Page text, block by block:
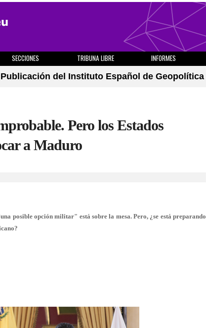
SECCIONES TRIBUNA LIBRE INFORMES
Publicación del Instituto Español de Geopolítica
Pero los Estados
a Maduro
posible opción militar" está sobre la mesa. Pero, ¿se está preparando